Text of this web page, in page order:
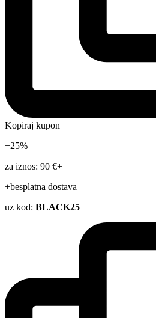
Kopiraj kupon
−25%
za iznos: 90 €+
+besplatna dostava
uz kod: BLACK25